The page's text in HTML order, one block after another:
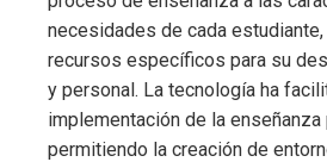
necesidades de cada
recursos específicos para su
y personal. La tecnología ha
implementación de la
permitiendo la creación de